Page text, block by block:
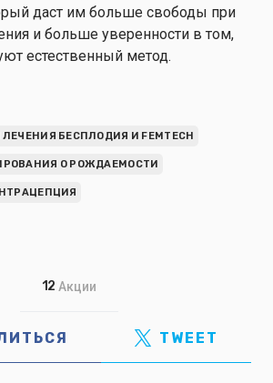
даст им больше свободы при
и больше уверенности в том,
естественный метод.
БЕСПЛОДИЯ И FEMTECH
О РОЖДАЕМОСТИ
12 Акции
TWEET